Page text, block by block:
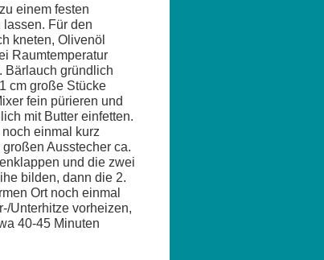
einem festen
lassen. Für den
kneten, Olivenöl
Raumtemperatur
Bärlauch gründlich
cm große Stücke
fein pürieren und
mit Butter einfetten.
einmal kurz
Ausstecher ca.
und die zwei
bilden, dann die 2.
Ort noch einmal
Unterhitze vorheizen,
40-45 Minuten